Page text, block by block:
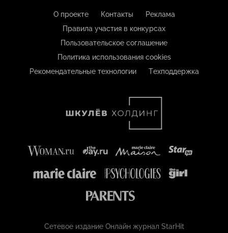
О проекте Контакты
Реклама
Правила участия в конкурсах
Пользовательское соглашение
Политика использования cookies
Рекомендательные технологии
Техподдержка
Сетевое издание Онлайн журнал StarHit